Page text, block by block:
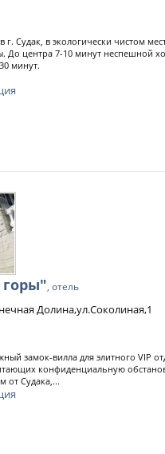
Судак, в экологически чистом
До центра 7-10 минут неспешной
минут.
, отель
Долина,ул.Соколиная,1
замок-вилла для элитного VIP
конфиденциальную
от Судака,...